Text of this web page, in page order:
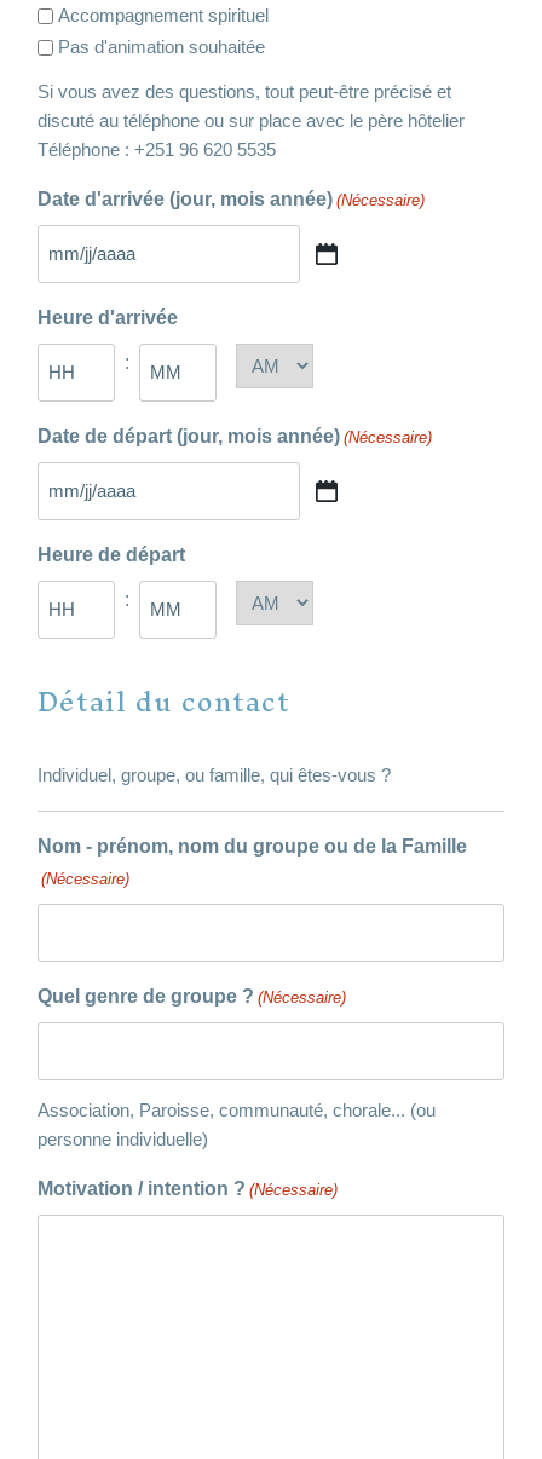
Accompagnement spirituel
Pas d'animation souhaitée
Si vous avez des questions, tout peut-être précisé et
discuté au téléphone ou sur place avec le père hôtelier
Téléphone : +251 96 620 5535
Date d'arrivée (jour, mois année) (Nécessaire)
JJ
slash
Heure d'arrivée
: AM/PM
Date de départ (jour, mois année) (Nécessaire)
JJ
slash
Heure de départ
: AM/PM
Détail du contact
Individuel, groupe, ou famille, qui êtes-vous ?
Nom - prénom, nom du groupe ou de la Famille
(Nécessaire)
Quel genre de groupe ? (Nécessaire)
Association, Paroisse, communauté, chorale... (ou
personne individuelle)
Motivation / intention ? (Nécessaire)